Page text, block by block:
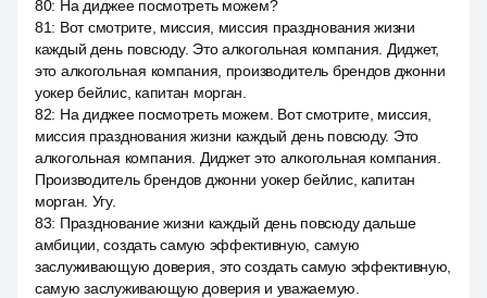
80: На диджее посмотреть можем?
81: Вот смотрите, миссия, миссия празднования жизни
каждый день повсюду. Это алкогольная компания. Диджет,
это алкогольная компания, производитель брендов джонни
уокер бейлис, капитан морган.
82: На диджее посмотреть можем. Вот смотрите, миссия,
миссия празднования жизни каждый день повсюду. Это
алкогольная компания. Диджет это алкогольная компания.
Производитель брендов джонни уокер бейлис, капитан
морган. Угу.
83: Празднование жизни каждый день повсюду дальше
амбиции, создать самую эффективную, самую
заслуживающую доверия, это создать самую эффективную,
самую заслуживающую доверия и уважаемую.